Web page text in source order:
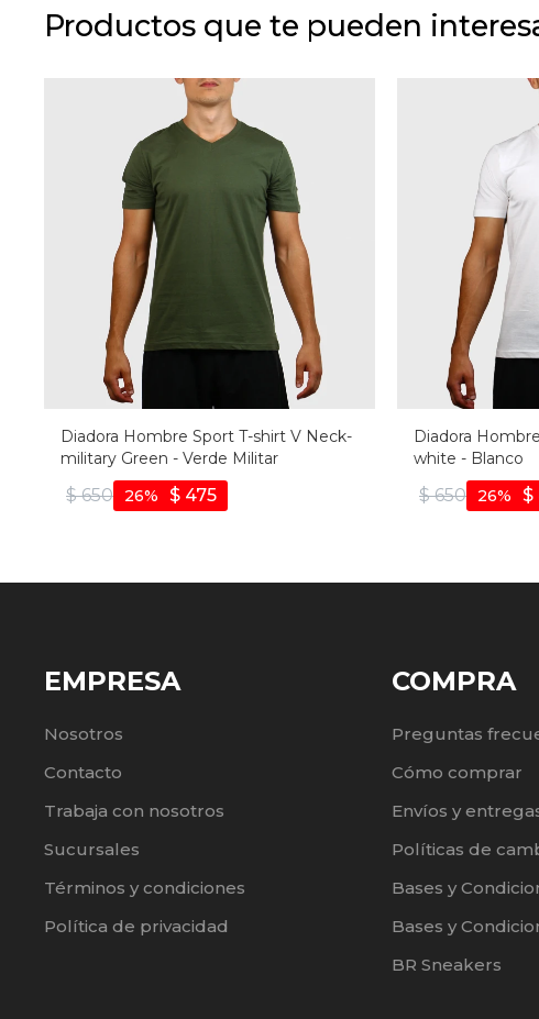
Productos que te pueden
Diadora Hombre Sport T-shirt V Neck-
military Green - Verde Militar
$ 650 $ 475
26
Diadora
white - Blanco
$ 650 $
26
EMPRESA
Nosotros
Contacto
Trabaja con nosotros
Sucursales
Términos y condiciones
Política de privacidad
COMPRA
Preguntas
Cómo comprar
Envíos y
Políticas de
Bases y
Bases y
BR Sneakers